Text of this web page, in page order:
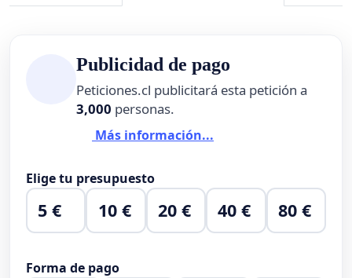
Publicidad de pago
Peticiones.cl publicitará esta petición a
3,000 personas.
Más información...
Elige tu presupuesto
5 € 10 € 20 € 40 € 80 €
Forma de pago